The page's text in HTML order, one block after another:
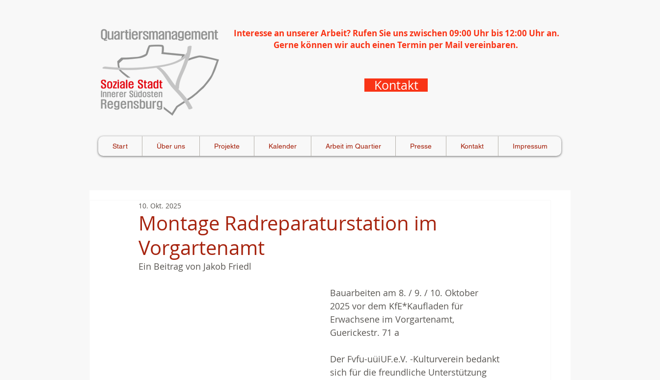
Interesse an unserer Arbeit? Rufen Sie uns zwischen 09:00 Uhr bis 12:00 Uhr an.
Gerne können wir auch einen Termin per Mail vereinbaren.
Kontakt
Start Über uns Projekte Kalender Arbeit im Quartier Presse Kontakt Impressum
Montage Radreparaturstation im
Vorgartenamt
10. Okt. 2025
Ein Beitrag von Jakob Friedl
Bauarbeiten am 8. / 9. / 10. Oktober
2025 vor dem KfE*Kaufladen für
Erwachsene im Vorgartenamt,
Guerickestr. 71 a
Der Fvfu-uüiUF.e.V. -Kulturverein bedankt
sich für die freundliche Unterstützung